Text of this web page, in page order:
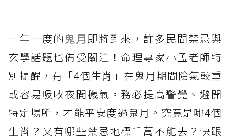
一年一度的 鬼月 即將到來，許多民間禁忌與
玄學話題也備受關注！命理專家小孟老師特
別提醒，有「4個生肖」在鬼月期間陰氣較重
或容易吸收夜間穢氣，務必提高警覺、避開
特定場所，才能平安度過鬼月。究竟是哪4個
生肖？又有哪些禁忌地標千萬不能去？快跟